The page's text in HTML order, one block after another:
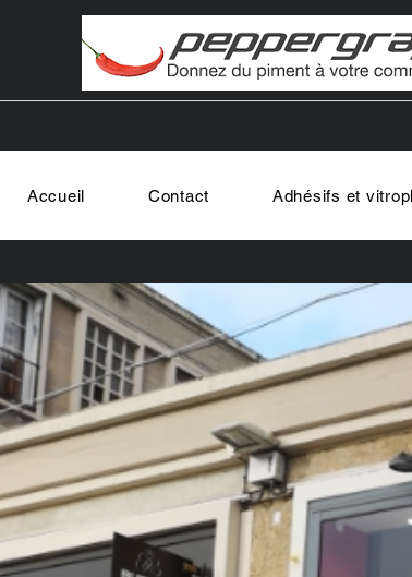
Accueil Contact Adhésifs et